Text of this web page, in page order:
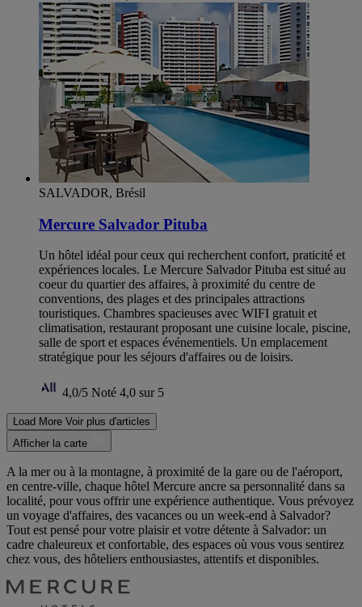
SALVADOR, Brésil
Mercure Salvador Pituba
Un hôtel idéal pour ceux qui recherchent confort, praticité et
expériences locales. Le Mercure Salvador Pituba est situé au
coeur du quartier des affaires, à proximité du centre de
conventions, des plages et des principales attractions
touristiques. Chambres spacieuses avec WIFI gratuit et
climatisation, restaurant proposant une cuisine locale, piscine,
salle de sport et espaces événementiels. Un emplacement
stratégique pour les séjours d'affaires ou de loisirs.
4,0/5 Noté 4,0 sur 5
Load More Voir plus d'articles
Afficher la carte
A la mer ou à la montagne, à proximité de la gare ou de l'aéroport,
en centre-ville, chaque hôtel Mercure ancre sa personnalité dans sa
localité, pour vous offrir une expérience authentique. Vous prévoyez
un voyage d'affaires, des vacances ou un week-end à Salvador?
Tout est pensé pour votre plaisir et votre détente à Salvador: un
cadre chaleureux et confortable, des espaces où vous vous sentirez
chez vous, des hôteliers enthousiastes, attentifs et disponibles.